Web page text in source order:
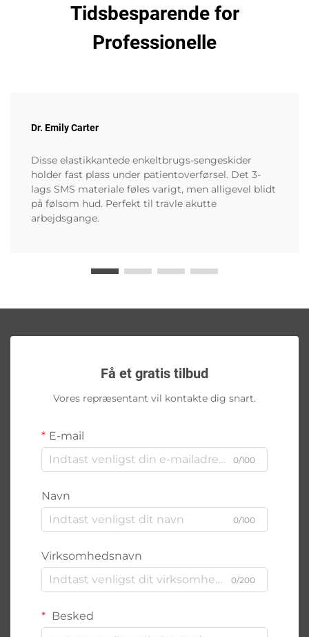
Tidsbesparende for
Professionelle
Dr. Emily Carter
Disse elastikkantede enkeltbrugs-sengeskider
holder fast plass under patientoverførsel. Det 3-
lags SMS materiale føles varigt, men alligevel blidt
på følsom hud. Perfekt til travle akutte
arbejdsgange.
Få et gratis tilbud
Vores repræsentant vil kontakte dig snart.
E-mail
0/100
Navn
0/100
Virksomhedsnavn
0/200
Besked